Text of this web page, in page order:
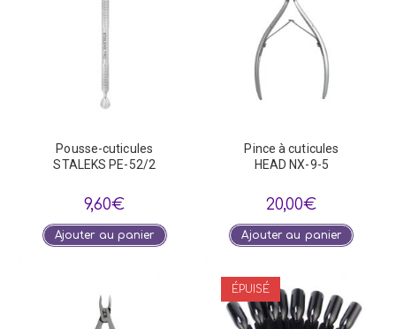
Pousse-cuticules
STALEKS PE-52/2
9,60€
Ajouter au panier
Pince à cuticules
HEAD NX-9-5
20,00€
Ajouter au panier
ÉPUISÉ